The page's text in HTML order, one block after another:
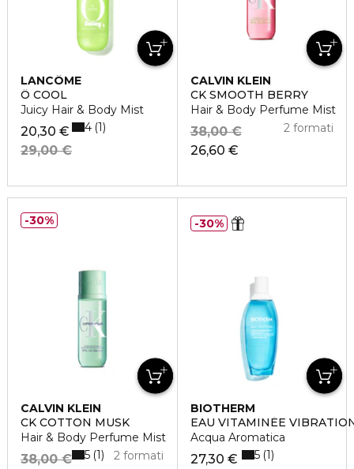
LANCÔME
Ô COOL
Juicy Hair & Body Mist
20,30 €
29,00 €
4 1
CALVIN KLEIN
CK SMOOTH BERRY
Hair & Body Perfume Mist
26,60 €
38,00 € 2 formati
CALVIN KLEIN
CK COTTON MUSK
Hair & Body Perfume Mist
38,00 € 2 formati
5 1
30%
BIOTHERM
EAU VITAMINÉE
Acqua Aromatica
27,30 €
5 1
30%